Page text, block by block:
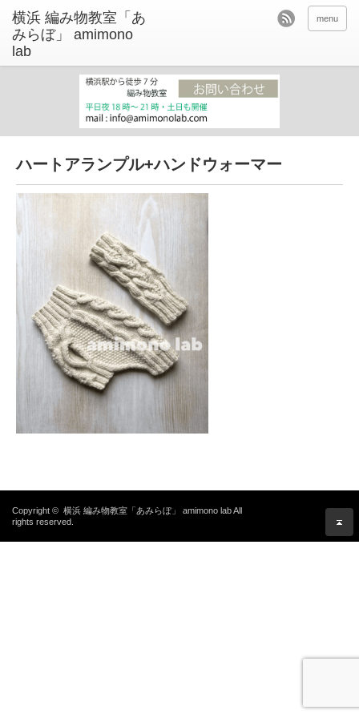
menu
ハートアランプル+ハンドウォーマー
Copyright © 横浜 編み物教室「あみらぼ」 amimono labAll
rights reserved.